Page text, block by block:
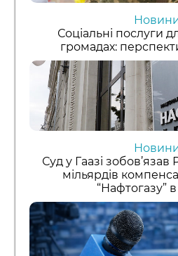
Соціальні послуги
громадах:
Суд у Гаазі
мільярдів
“Нафтогазу”